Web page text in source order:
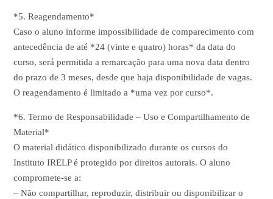
*5. Reagendamento*
Caso o aluno informe impossibilidade de comparecimento com
antecedência de até *24 (vinte e quatro) horas* da data do
curso, será permitida a remarcação para uma nova data dentro
do prazo de 3 meses, desde que haja disponibilidade de vagas.
O reagendamento é limitado a *uma vez por curso*.
*6. Termo de Responsabilidade – Uso e Compartilhamento de
Material*
O material didático disponibilizado durante os cursos do
Instituto IRELP é protegido por direitos autorais. O aluno
compromete-se a:
– Não compartilhar, reproduzir, distribuir ou disponibilizar o